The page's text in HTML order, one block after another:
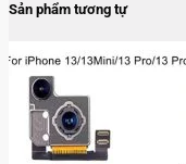
Sản phẩm tương tự